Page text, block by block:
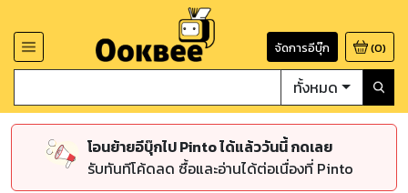
จัดการอีบุ๊ก (0)
ทั้งหมด
โอนย้ายอีบุ๊กไป Pinto ได้แล้ววันนี้ กดเลย
รับทันทีโค้ดลด ซื้อและอ่านได้ต่อเนื่องที่ Pinto